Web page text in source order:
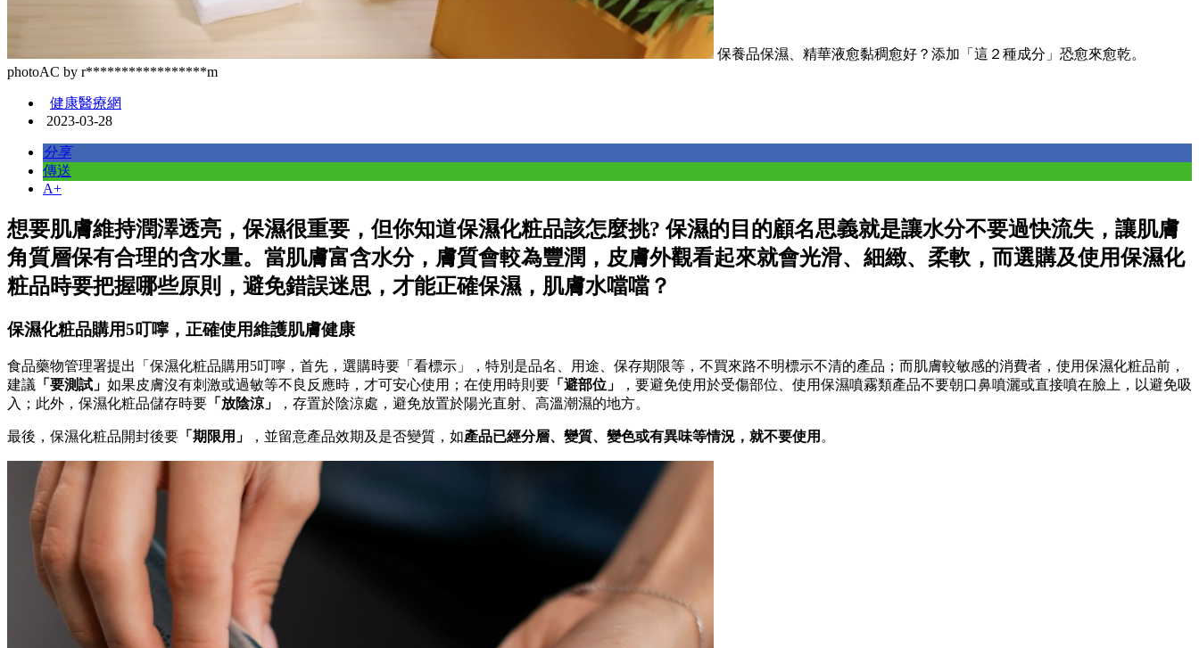
保養品保濕、精華液愈黏稠愈好？添加「這２種成分」恐愈來愈乾。
photoAC by r*****************m
健康醫療網
2023-03-28
分享
傳送
A+
想要肌膚維持潤澤透亮，保濕很重要，但你知道保濕化粧品該怎麼挑? 保濕的目的顧名思義就是讓水分不要過快流失，讓肌膚
角質層保有合理的含水量。當肌膚富含水分，膚質會較為豐潤，皮膚外觀看起來就會光滑、細緻、柔軟，而選購及使用保濕化
粧品時要把握哪些原則，避免錯誤迷思，才能正確保濕，肌膚水噹噹？
保濕化粧品購用5叮嚀，正確使用維護肌膚健康
食品藥物管理署提出「保濕化粧品購用5叮嚀，首先，選購時要「看標示」，特別是品名、用途、保存期限等，不買來路不明標示不清的產品；而肌膚較敏感的消費者，使用保濕化粧品前，
建議 「要測試」 如果皮膚沒有刺激或過敏等不良反應時，才可安心使用；在使用時則要 「避部位」
，要避免使用於受傷部位、使用保濕噴霧類產品不要朝口鼻噴灑或直接噴在臉上，以避免吸
入；此外，保濕化粧品儲存時要 「放陰涼」 ，存置於陰涼處，避免放置於陽光直射、高溫潮濕的地方。
最後，保濕化粧品開封後要 「期限用」 ，並留意產品效期及是否變質，如產品已經分層、變質、變色或有異味等情況，就不要使用 。